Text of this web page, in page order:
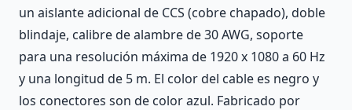
un aislante adicional de CCS (cobre chapado), doble
blindaje, calibre de alambre de 30 AWG, soporte
para una resolución máxima de 1920 x 1080 a 60 Hz
y una longitud de 5 m. El color del cable es negro y
los conectores son de color azul. Fabricado por